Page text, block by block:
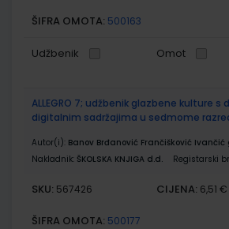
ŠIFRA OMOTA: 500163
Udžbenik Omot
ALLEGRO 7; udžbenik glazbene kulture s
digitalnim sadržajima u sedmome
Autor(i): Banov Brđanović Frančišković
Nakladnik: ŠKOLSKA KNJIGA d.d. Registarski
SKU: 567426 CIJENA: 6,51 €
ŠIFRA OMOTA: 500177